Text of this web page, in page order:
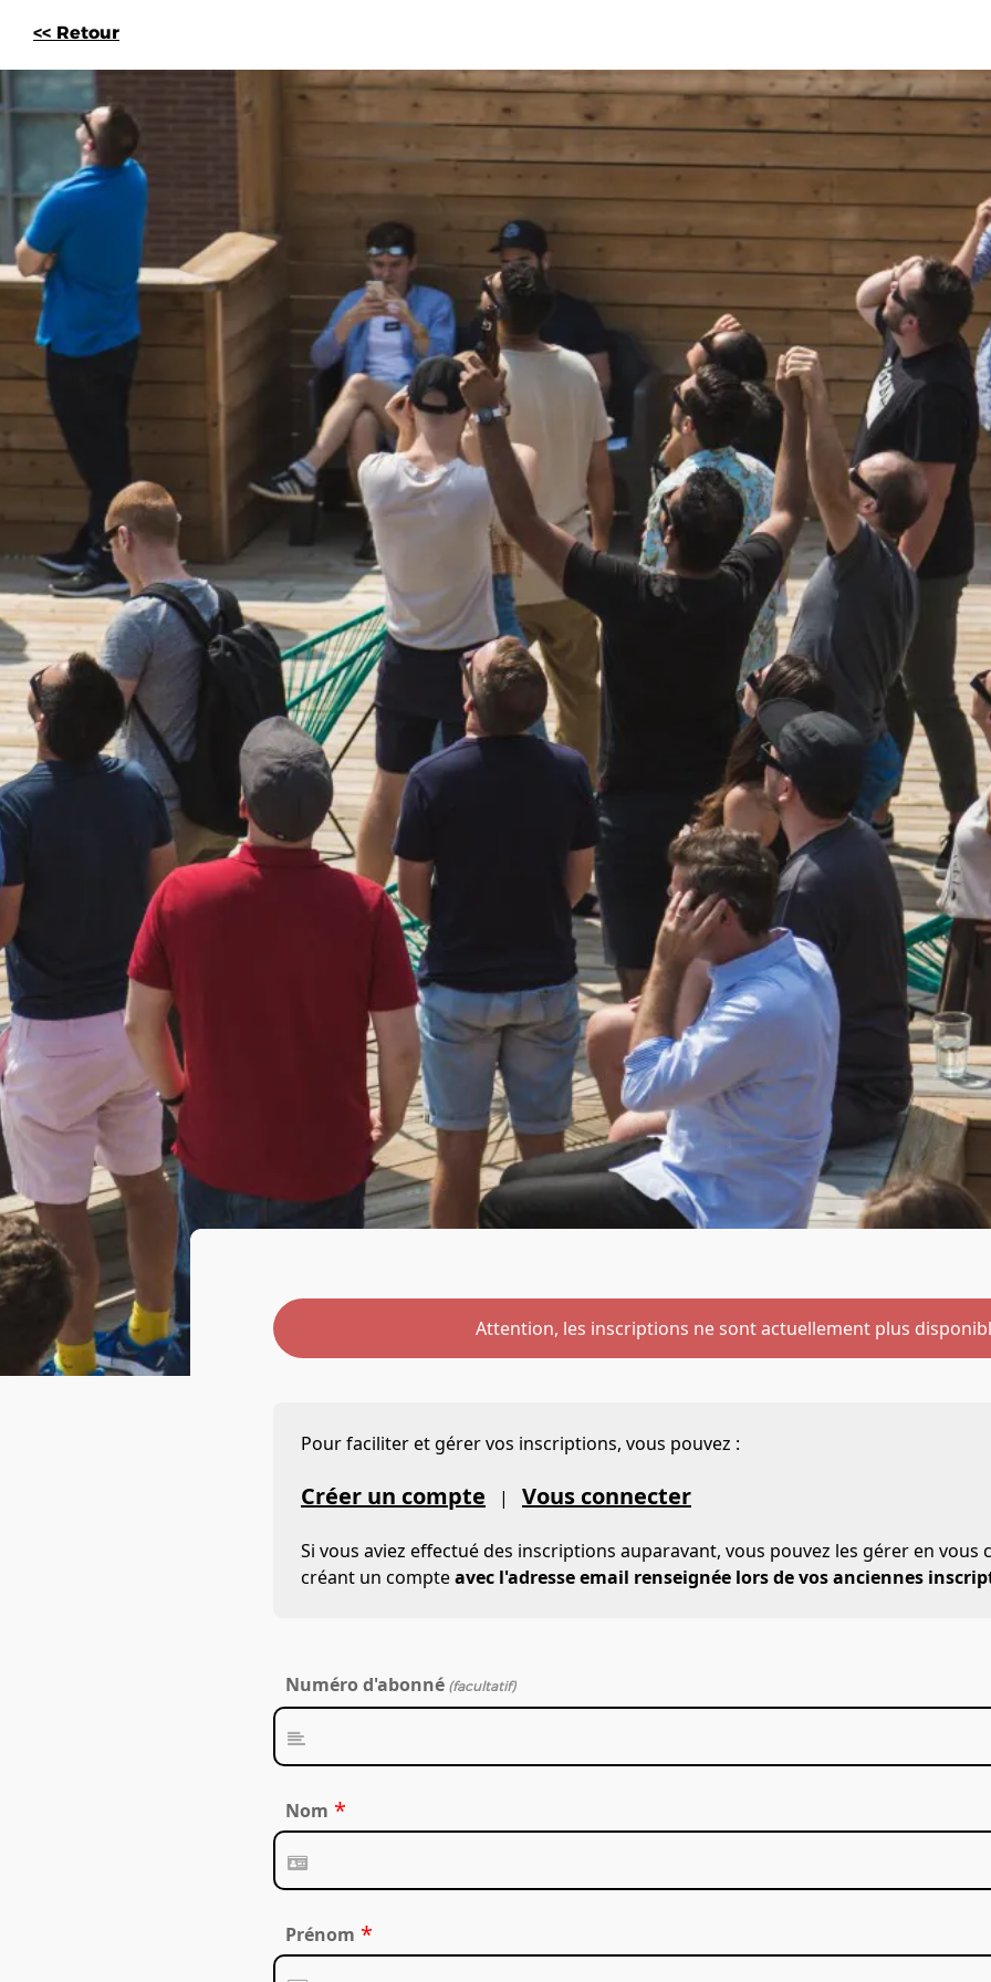
<< Retour
Attention, les inscriptions ne sont actuellement plus
Pour faciliter et gérer vos inscriptions, vous pouvez :
Créer un compte | Vous connecter
Si vous aviez effectué des inscriptions auparavant, vous pouvez les gérer en vous
créant un compteavec l'adresse email renseignée lors de vos anciennes
Numéro d'abonné (facultatif)
Nom *
Prénom *